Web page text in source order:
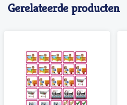
Gerelateerde producten